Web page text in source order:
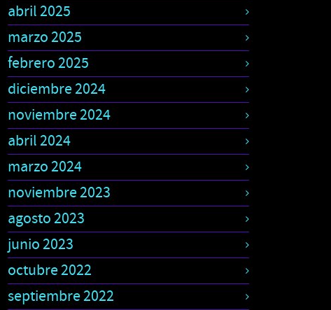
abril 2025
marzo 2025
febrero 2025
diciembre 2024
noviembre 2024
abril 2024
marzo 2024
noviembre 2023
agosto 2023
junio 2023
octubre 2022
septiembre 2022